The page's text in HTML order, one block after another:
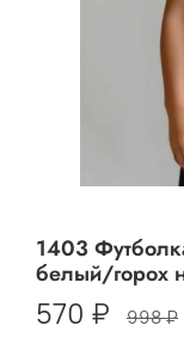
1403
белый/горох
570 ₽ 998 ₽